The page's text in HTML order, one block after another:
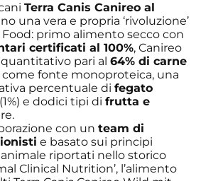
Terra Canis Canireo al
una vera e propria ‘rivoluzione’
primo alimento secco con
certificati al 100%, Canireo
pari al 64% di carne
come fonte monoproteica, una
percentuale di fegato
e dodici tipi di frutta e
con un team di
e basato sui principi
riportati nello storico
Clinical Nutrition’, l’alimento